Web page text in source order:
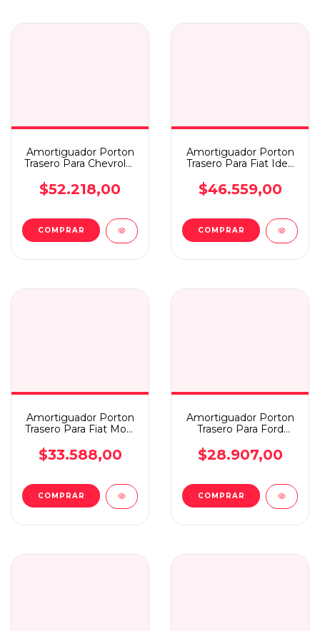
Amortiguador Porton
Trasero Para Chevrolet
$52.218,00
COMPRAR
Amortiguador Porton
Trasero Para Fiat Idea
$46.559,00
COMPRAR
Amortiguador Porton
Trasero Para Fiat Mobi
$33.588,00
COMPRAR
Amortiguador Porton
Trasero Para Ford
$28.907,00
COMPRAR